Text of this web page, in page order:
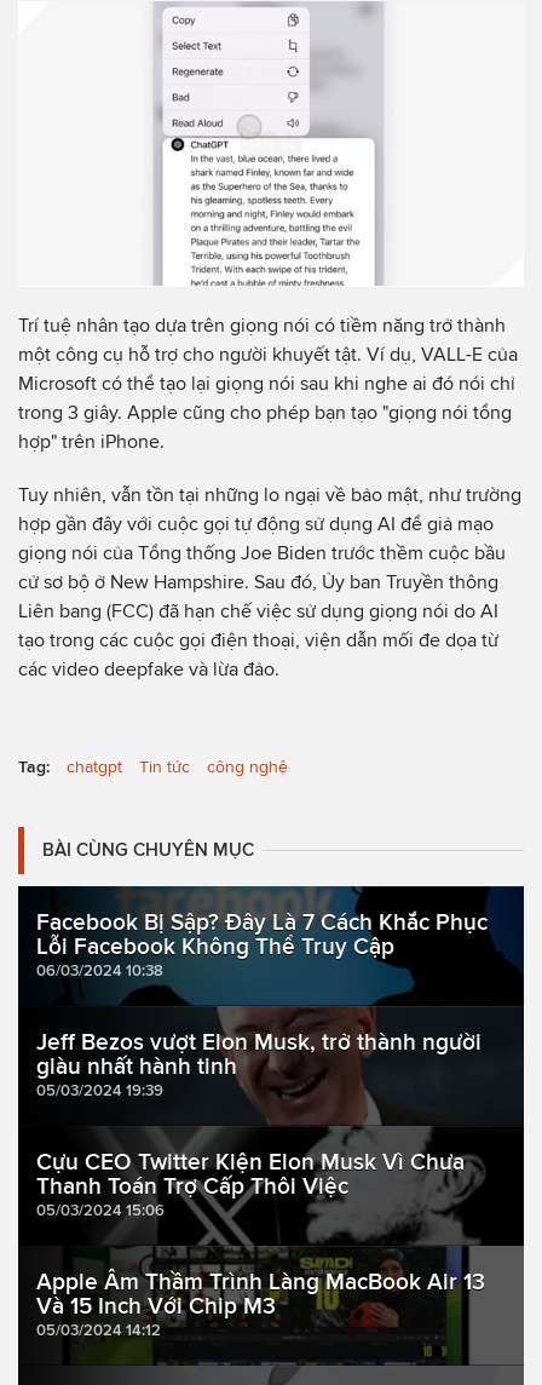
Trí tuệ nhân tạo dựa trên giọng nói có tiềm năng trở thành
một công cụ hỗ trợ cho người khuyết tật. Ví dụ, VALL-E của
Microsoft có thể tạo lại giọng nói sau khi nghe ai đó nói chỉ
trong 3 giây. Apple cũng cho phép bạn tạo "giọng nói tổng
hợp" trên iPhone.
Tuy nhiên, vẫn tồn tại những lo ngại về bảo mật, như trường
hợp gần đây với cuộc gọi tự động sử dụng AI để giả mạo
giọng nói của Tổng thống Joe Biden trước thềm cuộc bầu
cử sơ bộ ở New Hampshire. Sau đó, Ủy ban Truyền thông
Liên bang (FCC) đã hạn chế việc sử dụng giọng nói do AI
tạo trong các cuộc gọi điện thoại, viện dẫn mối đe dọa từ
các video deepfake và lừa đảo.
Tag: chatgpt Tin tức công nghệ
BÀI CÙNG CHUYÊN MỤC
Facebook Bị Sập? Đây Là 7 Cách Khắc Phục
Lỗi Facebook Không Thể Truy Cập
06/03/2024 10:38
Jeff Bezos vượt Elon Musk, trở thành người
giàu nhất hành tinh
05/03/2024 19:39
Cựu CEO Twitter Kiện Elon Musk Vì Chưa
Thanh Toán Trợ Cấp Thôi Việc
05/03/2024 15:06
Apple Âm Thầm Trình Làng MacBook Air 13
Và 15 Inch Với Chip M3
05/03/2024 14:12